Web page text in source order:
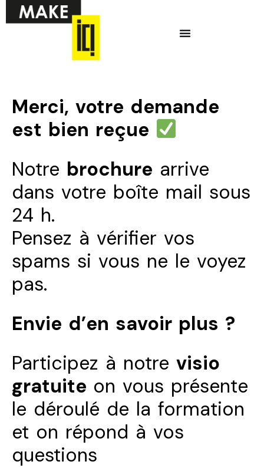
Aller
au Menu
Merci, votre demande
est bien reçue
Notre brochure arrive
dans votre boîte mail sous
24 h.
Pensez à vérifier vos
spams si vous ne le voyez
pas.
Envie d’en savoir plus ?
Participez à notre visio
gratuite on vous présente
le déroulé de la formation
et on répond à vos
questions
de créneaux
disponibles pour
d’information en
ligne.